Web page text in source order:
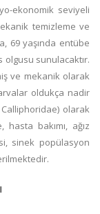
ekonomik seviyeli
temizleme ve
69 yaşında entübe
sunulacaktır.
ve mekanik olarak
oldukça nadir
olarak
bakımı, ağız
sinek popülasyon